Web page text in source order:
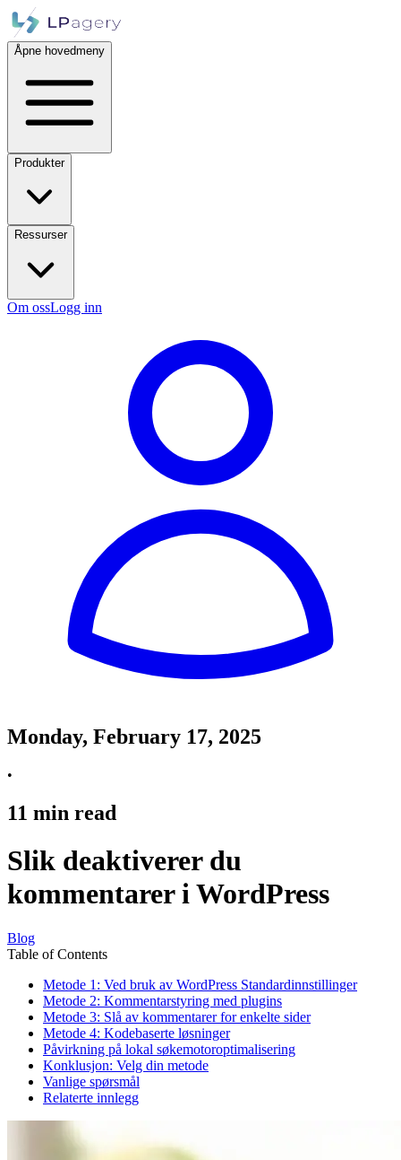
Åpne hovedmeny
Produkter
Ressurser
Om ossLogg inn
Monday, February 17, 2025
•
11 min read
Slik deaktiverer du
kommentarer i WordPress
Blog
Table of Contents
Metode 1: Ved bruk av WordPress Standardinnstillinger
Metode 2: Kommentarstyring med plugins
Metode 3: Slå av kommentarer for enkelte sider
Metode 4: Kodebaserte løsninger
Påvirkning på lokal søkemotoroptimalisering
Konklusjon: Velg din metode
Vanlige spørsmål
Relaterte innlegg